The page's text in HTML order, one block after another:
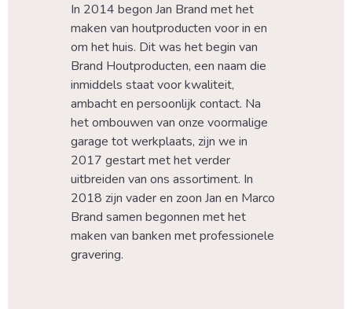
In 2014 begon Jan Brand met het
maken van houtproducten voor in en
om het huis. Dit was het begin van
Brand Houtproducten, een naam die
inmiddels staat voor kwaliteit,
ambacht en persoonlijk contact. Na
het ombouwen van onze voormalige
garage tot werkplaats, zijn we in
2017 gestart met het verder
uitbreiden van ons assortiment. In
2018 zijn vader en zoon Jan en Marco
Brand samen begonnen met het
maken van banken met professionele
gravering.